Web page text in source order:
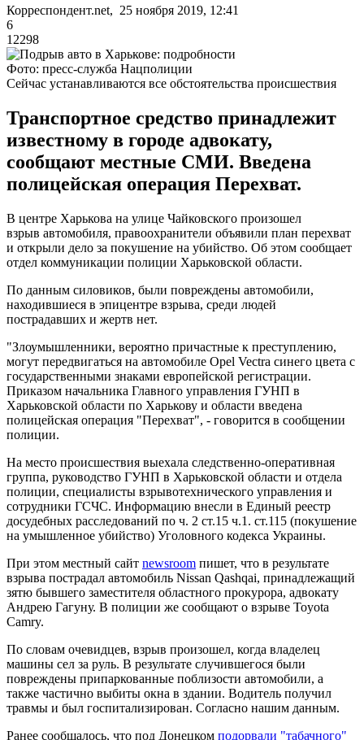
Корреспондент.net, 25 ноября 2019, 12:41
6
12298
Фото: пресс-служба Нацполиции
Сейчас устанавливаются все обстоятельства происшествия
Транспортное средство принадлежит
известному в городе адвокату,
сообщают местные СМИ. Введена
полицейская операция Перехват.
В центре Харькова на улице Чайковского произошел
взрыв автомобиля, правоохранители объявили план перехват
и открыли дело за покушение на убийство. Об этом сообщает
отдел коммуникации полиции Харьковской области.
По данным силовиков, были повреждены автомобили,
находившиеся в эпицентре взрыва, среди людей
пострадавших и жертв нет.
"Злоумышленники, вероятно причастные к преступлению,
могут передвигаться на автомобиле Opel Vectra синего цвета с
государственными знаками европейской регистрации.
Приказом начальника Главного управления ГУНП в
Харьковской области по Харькову и области введена
полицейская операция "Перехват", - говорится в сообщении
полиции.
На место происшествия выехала следственно-оперативная
группа, руководство ГУНП в Харьковской области и отдела
полиции, специалисты взрывотехнического управления и
сотрудники ГСЧС. Информацию внесли в Единый реестр
досудебных расследований по ч. 2 ст.15 ч.1. ст.115 (покушение
на умышленное убийство) Уголовного кодекса Украины.
При этом местный сайт newsroom пишет, что в результате
взрыва пострадал автомобиль Nissan Qashqai, принадлежащий
зятю бывшего заместителя областного прокурора, адвокату
Андрею Гагуну. В полиции же сообщают о взрыве Toyota
Camry.
По словам очевидцев, взрыв произошел, когда владелец
машины сел за руль. В результате случившегося были
повреждены припаркованные поблизости автомобили, а
также частично выбиты окна в здании. Водитель получил
травмы и был госпитализирован. Согласно нашим данным.
Ранее сообщалось, что под Донецком подорвали "табачного"